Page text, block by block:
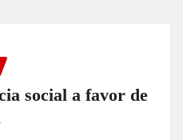
social a favor de